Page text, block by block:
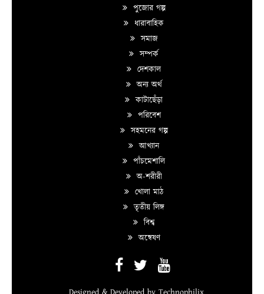
পুজোর গল্প
ধারাবাহিক
সমাজ
সম্পর্ক
দেশকাল
অন্য অর্থ
কাটাছেঁড়া
পরিবেশ
সহমনের গল্প
আখ্যান
পাঁচমেশালি
অ-শরীরী
খোলা মাঠ
তৃতীয় লিঙ্গ
বিশ্ব
অন্বেষণ